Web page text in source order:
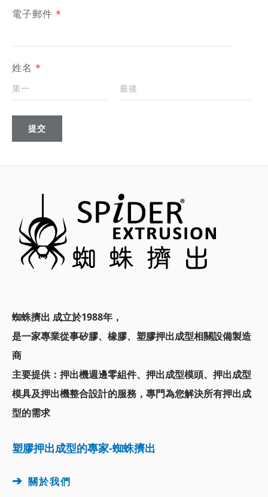
電子郵件 *
姓名 *
提交
蜘蛛擠出 成立於1988年，
是一家專業從事矽膠、橡膠、塑膠押出成型相關設備製造
商
主要提供： 押出機週邊零組件、押出成型模頭、 押出成型
模具及押出機整合設計的服務， 專門為您解決所有押出成
型的需求
塑膠押出成型的專家-蜘蛛擠出
➔ 關於我們